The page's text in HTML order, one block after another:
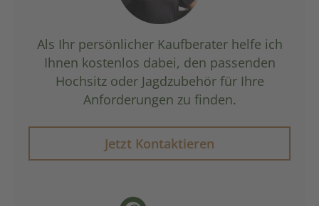
Als Ihr persönlicher Kaufberater helfe ich
Ihnen kostenlos dabei, den passenden
Hochsitz oder Jagdzubehör für Ihre
Anforderungen zu finden.
Jetzt Kontaktieren